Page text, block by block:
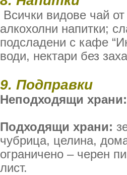
Всички видове чай
алкохолни напитки;
подсладени с кафе
води, нектари без
9. Подправки
Неподходящи храни:
Подходящи храни:
чубрица, целина,
ограничено – черен
лист.